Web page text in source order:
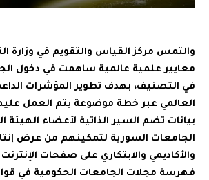
والتمس مركز القياس والتقويم في وزارة
معايير علمية عالمية ساهمت في دخول
في التصنيف، بهدف تطوير المؤشرات
العالمي عبر خطة موضوعة يتم العمل
بيانات تضم السير الذاتية لأعضاء الهيئة
الجامعات السورية لتمكينهم من عرض
والأكاديمي والابتكاري على صفحات
فهرسة مجلات الجامعات الحكومية في